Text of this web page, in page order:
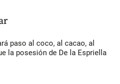
paso al coco, al cacao, al
la posesión de De la Espriella